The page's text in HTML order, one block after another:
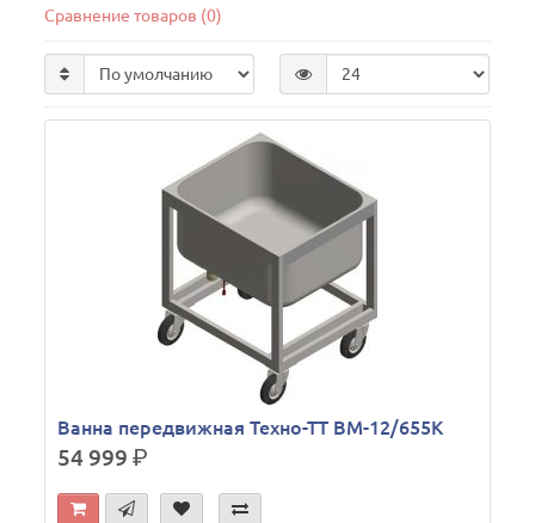
Сравнение товаров (0)
Ванна передвижная Техно-ТТ ВМ-12/655К
54 999р.